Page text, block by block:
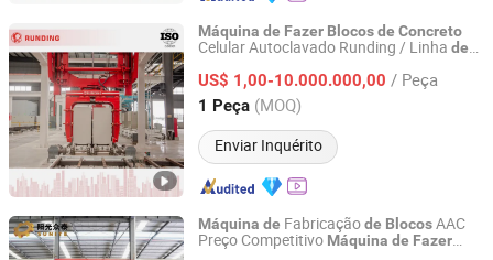
Máquina de Fazer Blocosde Concreto
Celular Autoclavado Runding / Linha de
US$ 1,00-10.000.000,00 / Peça
1 Peça (MOQ)
Enviar Inquérito
Jiangsu Runding Intelligent Equipment Technology Co.,
Ltd.
Jiangsu, China Desde 2025
Máquina de Fabricaçãode BlocosAAC
Preço Competitivo Máquina de Fazer
Shandong Sunite Machinery Co., Ltd.